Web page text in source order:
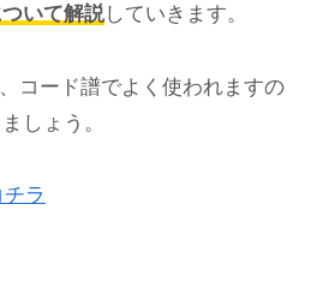
いて解説していきます。
コード譜でよく使われますの
しょう。
ラ